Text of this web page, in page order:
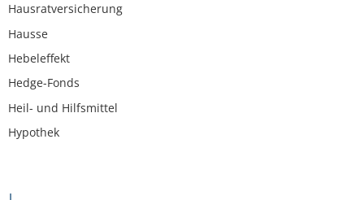
Hausratversicherung
Hausse
Hebeleffekt
Hedge-Fonds
Heil- und Hilfsmittel
Hypothek